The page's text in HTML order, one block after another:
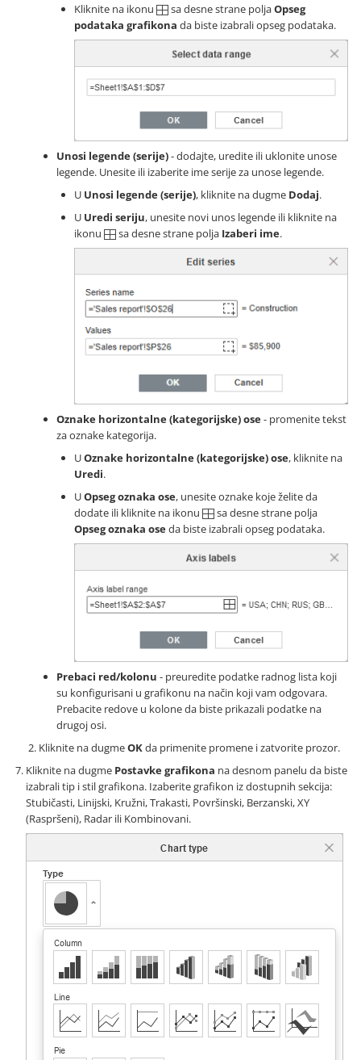
Kliknite na ikonu
sa desne strane poljaOpseg
podataka grafikona da biste izabrali opseg podataka.
Unosi legende (serije)- dodajte, uredite ili uklonite unose
legende. Unesite ili izaberite ime serije za unose legende.
U Unosi legende (serije), kliknite na dugme Dodaj.
U Uredi seriju, unesite novi unos legende ili kliknite na
ikonu
sa desne strane polja Izaberi ime.
Oznake horizontalne (kategorijske) ose- promenite tekst
za oznake kategorija.
UOznake horizontalne (kategorijske) ose, kliknite na
Uredi.
UOpseg oznaka ose, unesite oznake koje želite da
dodate ili kliknite na ikonu
sa desne strane polja
Opseg oznaka oseda biste izabrali opseg podataka.
Prebaci red/kolonu - preuredite podatke radnog lista koji
su konfigurisani u grafikonu na način koji vam odgovara.
Prebacite redove u kolone da biste prikazali podatke na
drugoj osi.
Kliknite na dugmeOKda primenite promene i zatvorite prozor.
Kliknite na dugme Postavke grafikona na desnom panelu da biste
izabrali tip i stil grafikona. Izaberite grafikon iz dostupnih sekcija:
Stubičasti, Linijski, Kružni, Trakasti, Površinski, Berzanski, XY
(Raspršeni), Radar ili Kombinovani.